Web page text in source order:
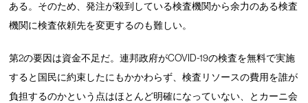
ある。そのため、発注が殺到している検査機関から余力のある検査
機関に検査依頼先を変更するのも難しい。
第2の要因は資金不足だ。連邦政府がCOVID-19の検査を無料で実施
すると国民に約束したにもかかわらず、検査リソースの費用を誰が
負担するのかという点はほとんど明確になっていない、とカーニ会